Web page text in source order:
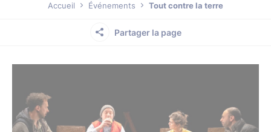
Accueil Événements Tout contre la terre
Partager la page